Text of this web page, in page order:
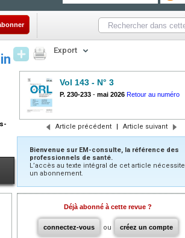
Export
Vol 143 - N° 3
P. 230-233 - mai 2026 Retour au numéro
Article précédent | Article suivant
Bienvenue sur EM-consulte, la référence des
professionnels de santé.
L’accès au texte intégral de cet article nécessite
un abonnement.
Déjà abonné à cette revue ?
connectez-vous ou créez un compte